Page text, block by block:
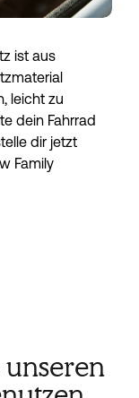
ist aus
leicht zu
dein Fahrrad
dir jetzt
Family